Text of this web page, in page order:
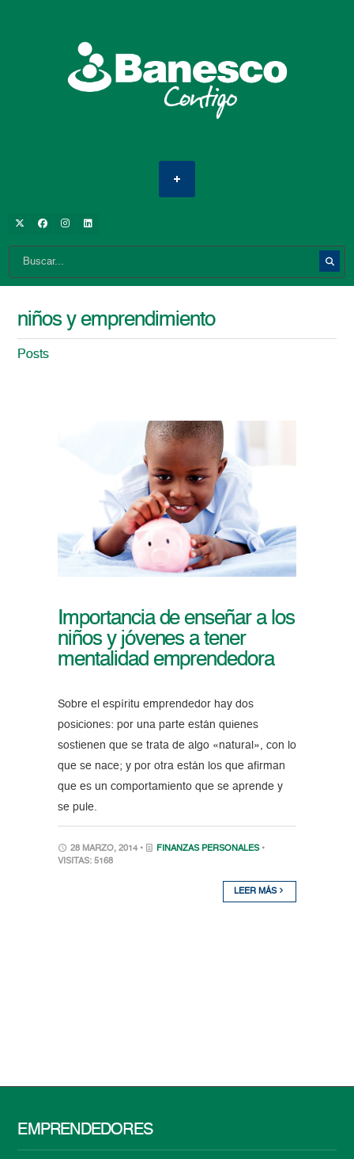
niños y emprendimiento
Posts
Importancia de enseñar a los
niños y jóvenes a tener
mentalidad emprendedora
Sobre el espíritu emprendedor hay dos
posiciones: por una parte están quienes
sostienen que se trata de algo «natural», con lo
que se nace; y por otra están los que afirman
que es un comportamiento que se aprende y
se pule.
28 MARZO, 2014 • FINANZAS PERSONALES •
VISITAS: 5168
LEER MÁS
EMPRENDEDORES